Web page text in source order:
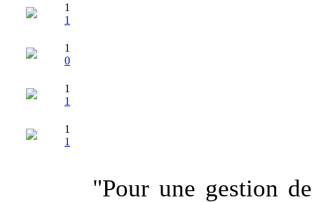
1
1
1
0
1
1
1
1
"Pour une gestion